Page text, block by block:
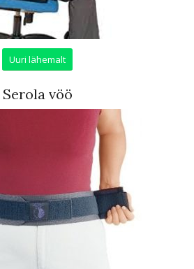
Uuri lähemalt
Serola vöö